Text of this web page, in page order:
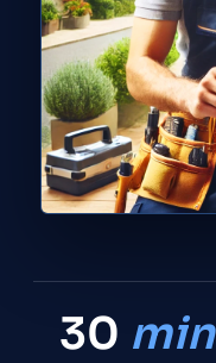
30 min